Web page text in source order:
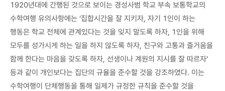
1920년대에 간행된 것으로 보이는 경성사범 학교 부속 보통학교의
수학여행 유의사항에는 ‘집합시간을 잘 지키자, 자기 1인이 하는
행동은 학교 전체에 관계있다는 것을 잊지 말도록 하자, 1인을 위해
모두를 성가시게 하는 일을 하지 않도록 하자, 친구와 고통과 즐거움을
함께 한다는 마음을 갖도록 하자, 선생이나 계원의 지시를 잘 따르자’
등과 같이 개인보다는 집단의 규율을 준수할 것을 강조하였다. 이는
수학여행이 단체행동을 통해 일제가 규정한 규칙을 준수할 것을